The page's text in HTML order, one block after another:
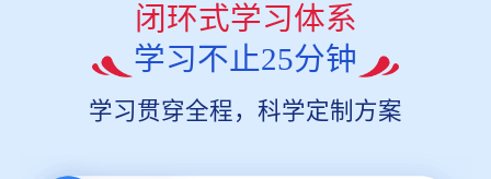
闭环式学习体系
学习不止25分钟
学习贯穿全程，科学定制方案